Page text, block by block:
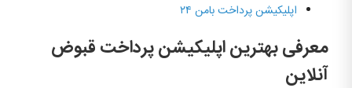
اپلیکیشن پرداخت بامن ۲۴
معرفی بهترین اپلیکیشن پرداخت قبوض
آنلاین